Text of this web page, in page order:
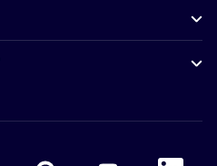
Accor Youtube
Accor